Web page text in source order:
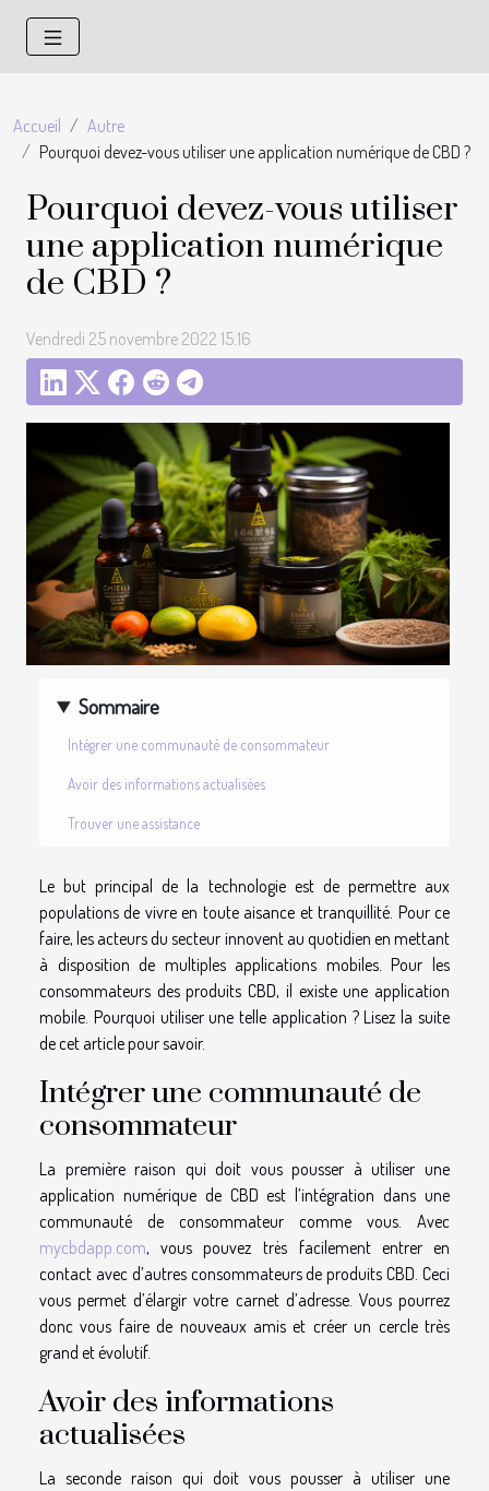
Accueil
Autre
Pourquoi devez-vous utiliser une application numérique de CBD ?
Pourquoi devez-vous utiliser
une application numérique
de CBD ?
Vendredi 25 novembre 2022 15:16
Sommaire
Intégrer une communauté de consommateur
Avoir des informations actualisées
Trouver une assistance
Le but principal de la technologie est de permettre aux
populations de vivre en toute aisance et tranquillité. Pour ce
faire, les acteurs du secteur innovent au quotidien en mettant
à disposition de multiples applications mobiles. Pour les
consommateurs des produits CBD, il existe une application
mobile. Pourquoi utiliser une telle application ? Lisez la suite
de cet article pour savoir.
Intégrer une communauté de
consommateur
La première raison qui doit vous pousser à utiliser une
application numérique de CBD est l’intégration dans une
communauté de consommateur comme vous. Avec
mycbdapp.com, vous pouvez très facilement entrer en
contact avec d’autres consommateurs de produits CBD. Ceci
vous permet d’élargir votre carnet d’adresse. Vous pourrez
donc vous faire de nouveaux amis et créer un cercle très
grand et évolutif.
Avoir des informations
actualisées
La seconde raison qui doit vous pousser à utiliser une